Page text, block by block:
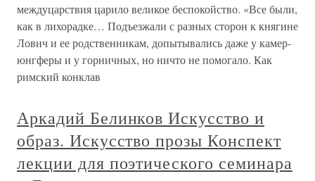
междуцарствия царило великое беспокойство. «Все были,
как в лихорадке… Подъезжали с разных сторон к княгине
Лович и ее родственникам, допытывались даже у камер-
юнгферы и у горничных, но ничто не помогало. Как
римский конклав
Аркадий Белинков Искусство и
образ. Искусство прозы Конспект
лекции для поэтического семинара